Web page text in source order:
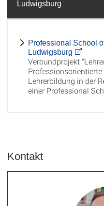
Ludwigsburg
Professional School
Ludwigsburg
Verbundprojekt
Lehrerbildung in der
einer Professional
Kontakt